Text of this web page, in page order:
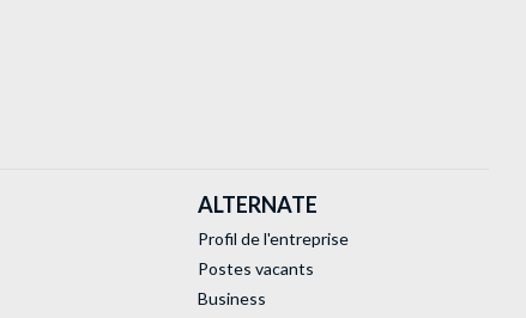
ALTERNATE
Profil de l'entreprise
Postes vacants
Business